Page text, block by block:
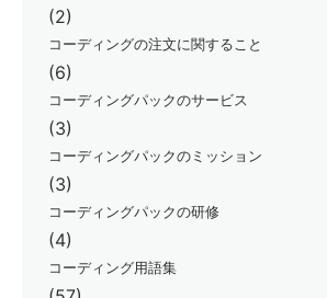
(2)
コーディングの注文に関すること
(6)
コーディングパックのサービス
(3)
コーディングパックのミッション
(3)
コーディングパックの研修
(4)
コーディング用語集